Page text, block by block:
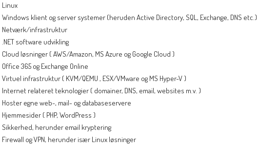
Linux
Windows klient og server systemer (heruden Active Directory, SQL, Exchange, DNS etc.)
Netværk/infrastruktur
.NET software udvikling
Cloud løsninger ( AWS/Amazon, MS Azure og Google Cloud )
Office 365 og Exchange Online
Virtuel infrastruktur ( KVM/QEMU , ESX/VMware og MS Hyper-V )
Internet relateret teknologier ( domainer, DNS, email, websites m.v. )
Hoster egne web-, mail- og databaseservere
Hjemmesider ( PHP, WordPress )
Sikkerhed, herunder email kryptering
Firewall og VPN, herunder især Linux løsninger